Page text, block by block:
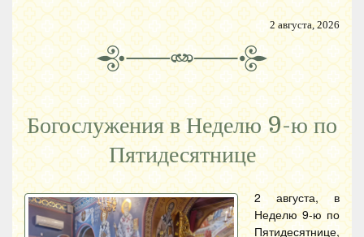
2 августа, 2026
Богослужения в Неделю 9-ю по
Пятидесятнице
2 августа, в
Неделю 9-ю по
Пятидесятнице,